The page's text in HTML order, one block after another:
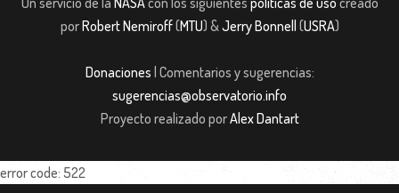
porRobert Nemiroff(MTU) &Jerry Bonnell (USRA)
Donaciones | Comentarios y sugerencias:
sugerencias@observatorio.info
Proyecto realizado porAlex Dantart
error code: 522